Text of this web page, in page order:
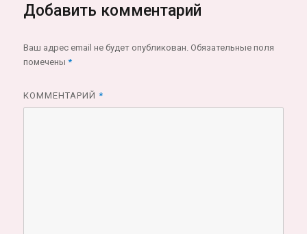
Добавить комментарий
Ваш адрес email не будет опубликован. Обязательные поля
помечены*
КОММЕНТАРИЙ*